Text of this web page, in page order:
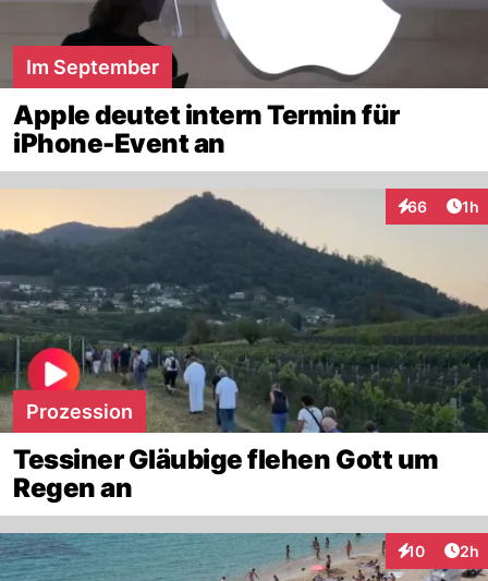
Im September
Apple deutet intern Termin für
iPhone-Event an
66
Interaktionen
1h
Prozession
Tessiner Gläubige flehen Gott um
Regen an
10
Interaktionen
2h